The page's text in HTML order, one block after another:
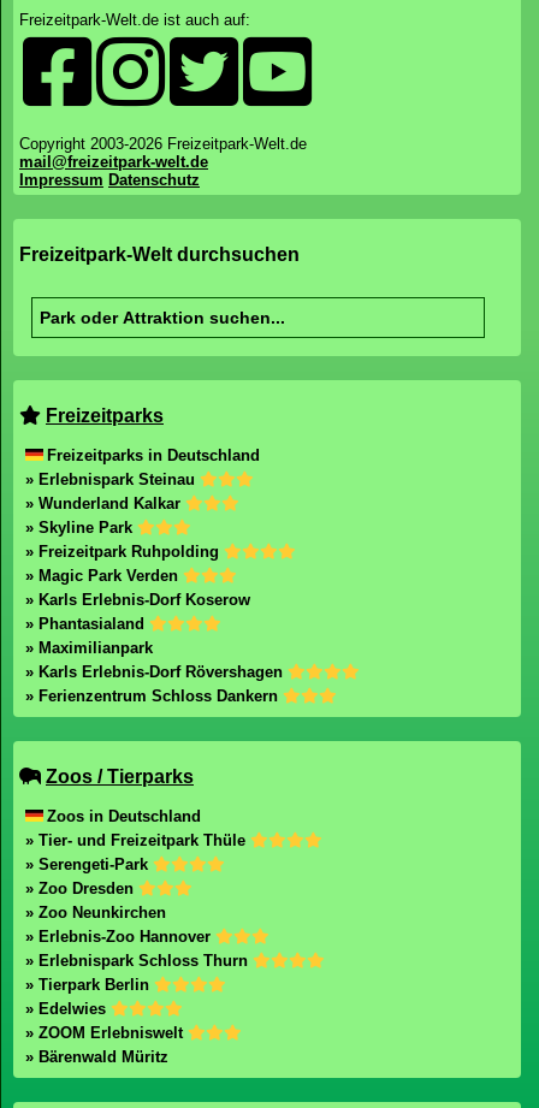
Freizeitpark-Welt.de ist auch auf:
Copyright 2003-2026 Freizeitpark-Welt.de
mail@freizeitpark-welt.de
Impressum Datenschutz
Freizeitpark-Welt durchsuchen
Freizeitparks
Freizeitparks in Deutschland
» Erlebnispark Steinau
» Wunderland Kalkar
» Skyline Park
» Freizeitpark Ruhpolding
» Magic Park Verden
» Karls Erlebnis-Dorf Koserow
» Phantasialand
» Maximilianpark
» Karls Erlebnis-Dorf Rövershagen
» Ferienzentrum Schloss Dankern
Zoos / Tierparks
Zoos in Deutschland
» Tier- und Freizeitpark Thüle
» Serengeti-Park
» Zoo Dresden
» Zoo Neunkirchen
» Erlebnis-Zoo Hannover
» Erlebnispark Schloss Thurn
» Tierpark Berlin
» Edelwies
» ZOOM Erlebniswelt
» Bärenwald Müritz